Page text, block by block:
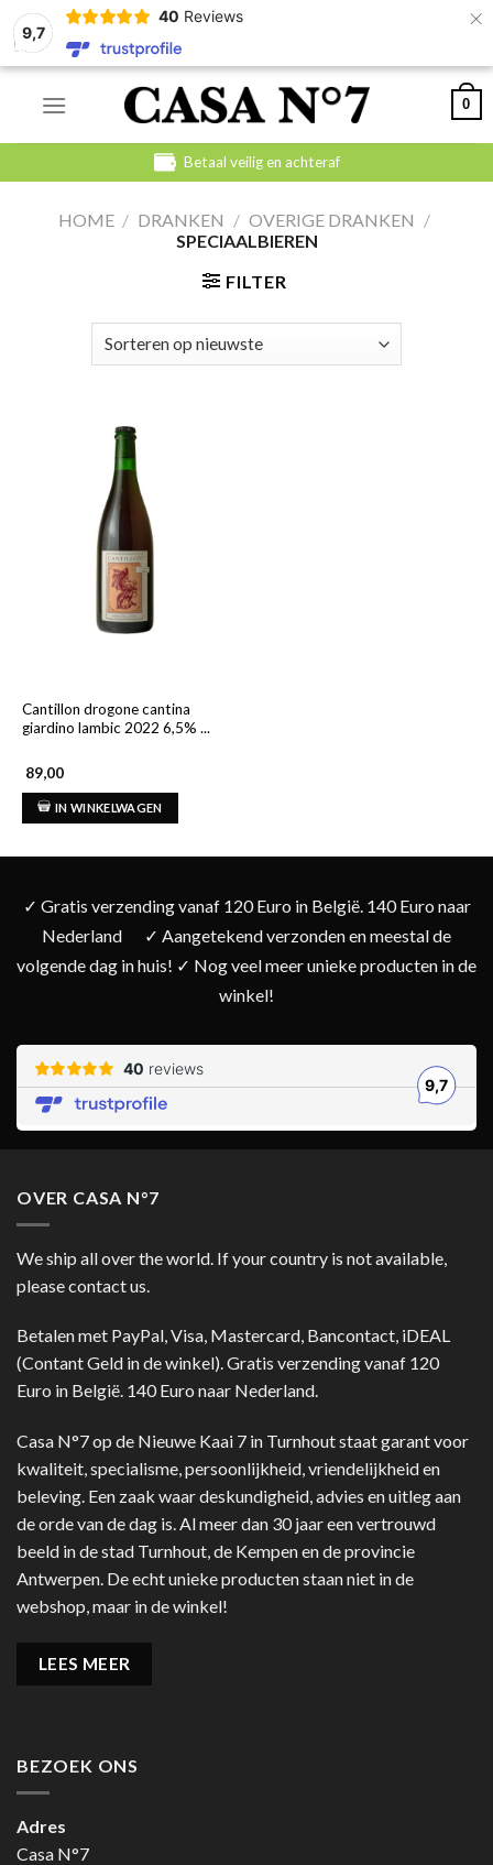
9,7
40 Reviews ×
Skip
0
Betaal veilig en achteraf
HOME / DRANKEN / OVERIGE DRANKEN /
SPECIAALBIEREN
FILTER
Cantillon drogone cantina
giardino lambic 2022 6,5% ...
89,00
IN WINKELWAGEN
✓ Gratis verzending vanaf 120 Euro in België. 140 Euro naar
Nederland
✓ Aangetekend verzonden en meestal de
volgende dag in huis! ✓ Nog veel meer unieke producten in de
winkel!
OVER CASA N°7
We ship all over the world. If your country is not available,
please contact us.
Betalen met PayPal, Visa, Mastercard, Bancontact, iDEAL
(Contant Geld in de winkel). Gratis verzending vanaf 120
Euro in België. 140 Euro naar Nederland.
Casa N°7 op de Nieuwe Kaai 7 in Turnhout staat garant voor
kwaliteit, specialisme, persoonlijkheid, vriendelijkheid en
beleving. Een zaak waar deskundigheid, advies en uitleg aan
de orde van de dag is. Al meer dan 30 jaar een vertrouwd
beeld in de stad Turnhout, de Kempen en de provincie
Antwerpen. De echt unieke producten staan niet in de
webshop, maar in de winkel!
LEES MEER
BEZOEK ONS
Adres
Casa N°7